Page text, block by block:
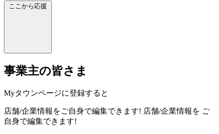
ここから応援
事業主の皆さま
Myタウンページに登録すると
店舗/企業情報をご自身で編集できます! 店舗/企業情報を ご
自身で編集できます!